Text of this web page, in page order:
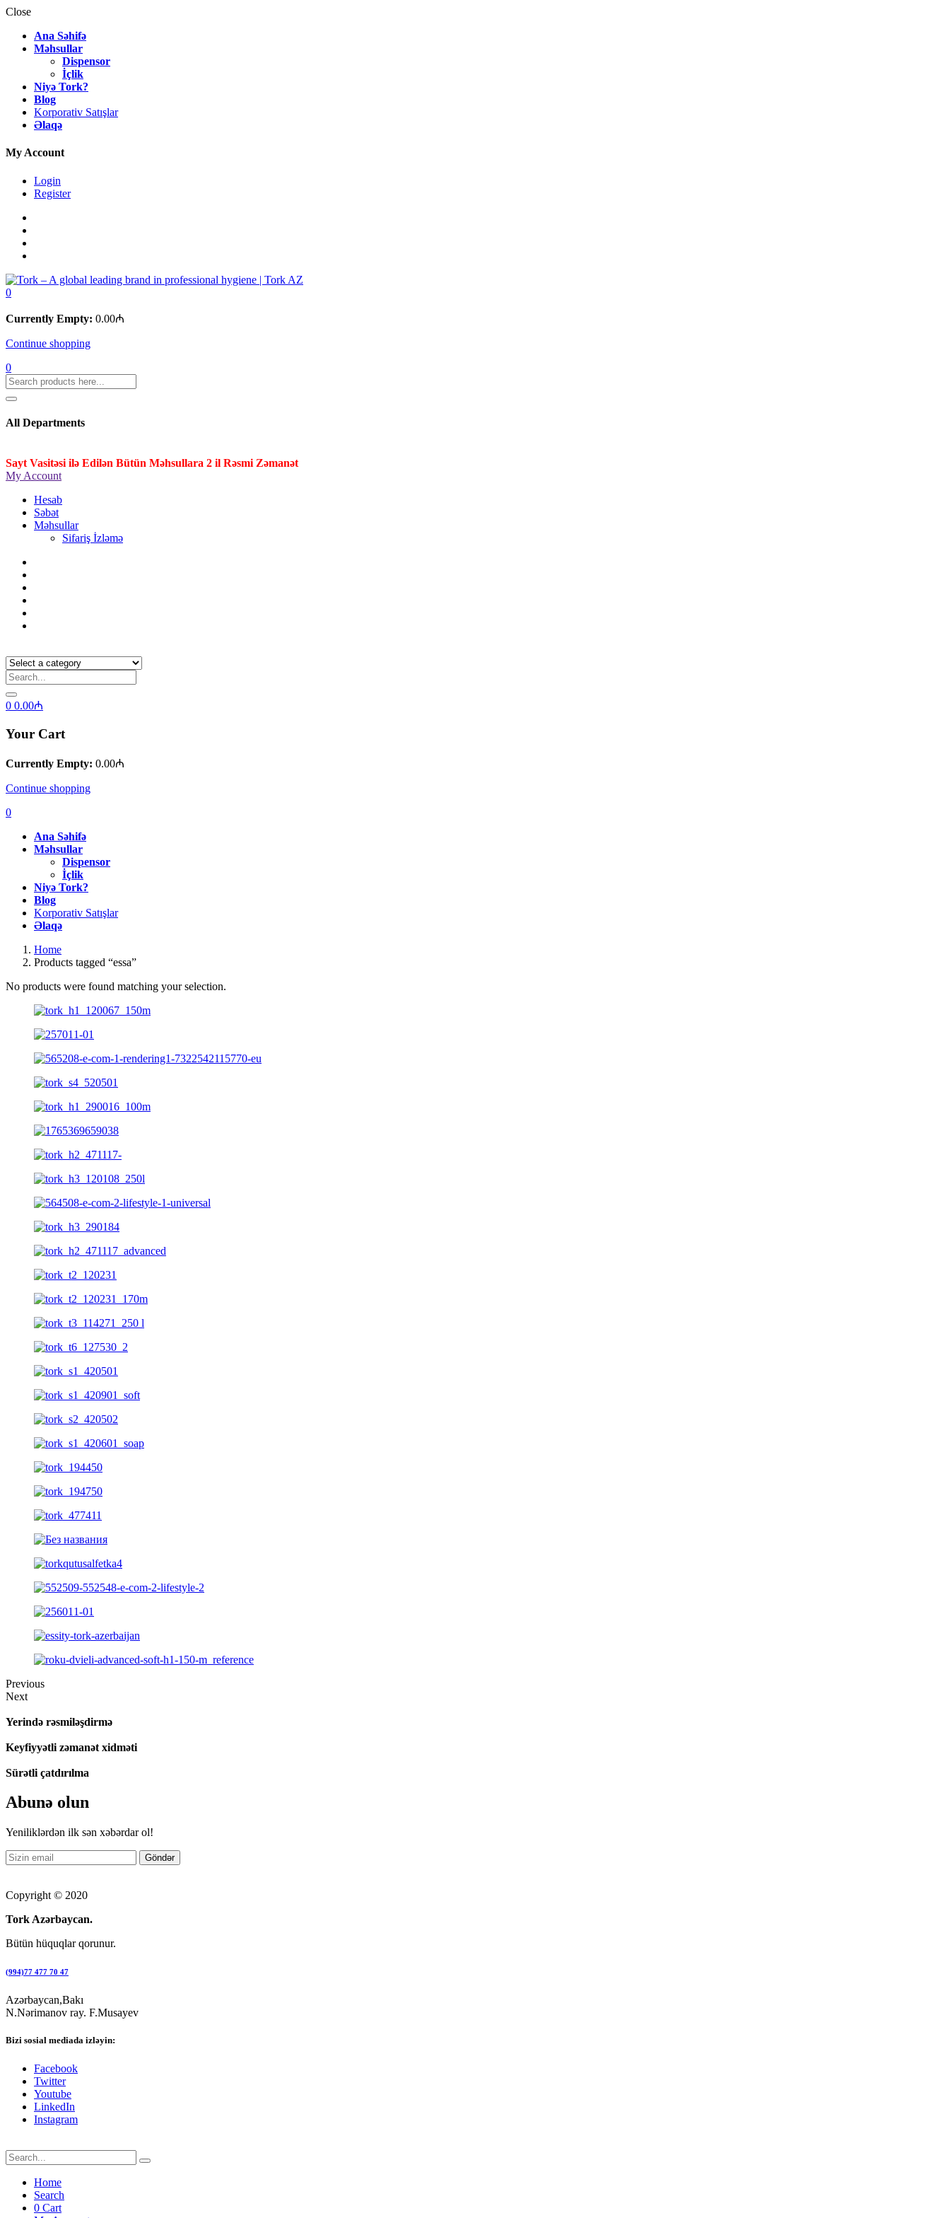
Close
Ana Səhifə
Məhsullar
Dispensor
İçlik
Niyə Tork?
Blog
Korporativ Satışlar
Əlaqə
My Account
Login
Register
0
Currently Empty: 0.00₼
Continue shopping
0
All Departments
Sayt Vasitəsi ilə Edilən Bütün Məhsullara 2 il Rəsmi Zəmanət
My Account
Hesab
Səbət
Məhsullar
Sifariş İzləmə
0 0.00₼
Your Cart
Currently Empty: 0.00₼
Continue shopping
0
Ana Səhifə
Məhsullar
Dispensor
İçlik
Niyə Tork?
Blog
Korporativ Satışlar
Əlaqə
Home
Products tagged “essa”
No products were found matching your selection.
Previous
Next
Yerində rəsmiləşdirmə
Keyfiyyətli zəmanət xidməti
Sürətli çatdırılma
Abunə olun
Yeniliklərdən ilk sən xəbərdar ol!
Copyright © 2020
Tork Azərbaycan.
Bütün hüquqlar qorunur.
(994)77 477 70 47
Azərbaycan,Bakı
N.Nərimanov ray. F.Musayev
Bizi sosial mediada izləyin:
Facebook
Twitter
Youtube
LinkedIn
Instagram
Home
Search
0 Cart